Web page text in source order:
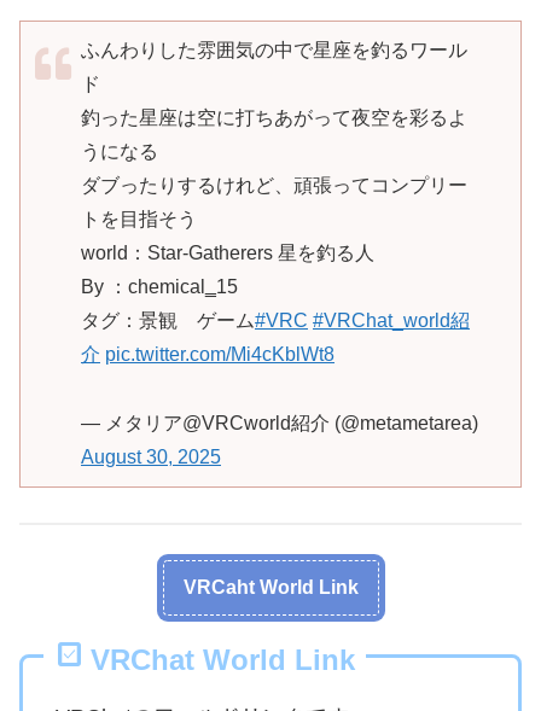
ふんわりした雰囲気の中で星座を釣るワール
ド
釣った星座は空に打ちあがって夜空を彩るよ
うになる
ダブったりするけれど、頑張ってコンプリー
トを目指そう
world：Star-Gatherers 星を釣る人
By ：chemical‗15
タグ：景観 ゲーム#VRC #VRChat_world紹
介 pic.twitter.com/Mi4cKblWt8
— メタリア@VRCworld紹介 (@metametarea)
August 30, 2025
VRCaht World Link
VRChat World Link